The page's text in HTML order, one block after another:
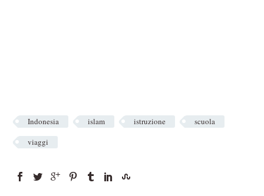
Indonesia islam istruzione
scuola
viaggi